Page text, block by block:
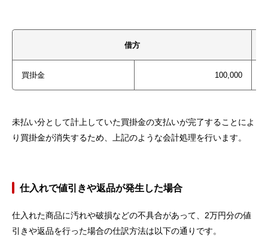
借方
買掛金 100,000
未払い分として計上していた買掛金の支払いが完了することによ
り買掛金が消失するため、上記のような会計処理を行います。
仕入れで値引きや返品が発生した場合
仕入れた商品に汚れや破損などの不具合があって、2万円分の値
引きや返品を行った場合の仕訳方法は以下の通りです。